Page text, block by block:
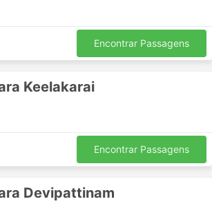
incluem:
Encontrar Passagens
Keelakarai
Encontrar Passagens
Devipattinam